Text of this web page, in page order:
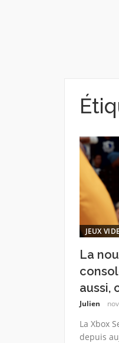
JEUX
La
aussi,
Julien
La Xbox
depuis